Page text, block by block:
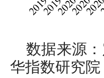
数据来源
华指数研究院